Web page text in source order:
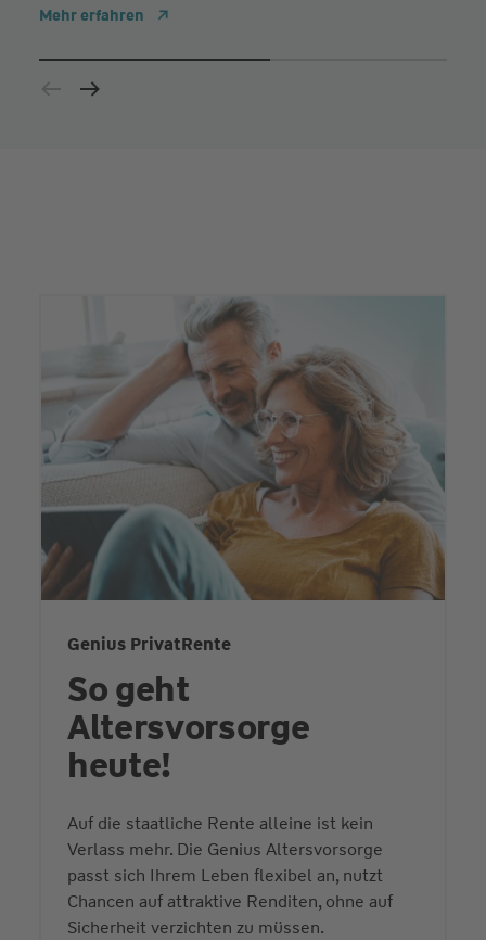
Mehr erfahren
Genius PrivatRente
So geht
Altersvorsorge
heute!
Auf die staatliche Rente alleine ist kein
Verlass mehr. Die Genius Altersvorsorge
passt sich Ihrem Leben flexibel an, nutzt
Chancen auf attraktive Renditen, ohne auf
Sicherheit verzichten zu müssen.